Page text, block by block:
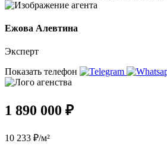
Ежова Алевтина
Эксперт
Показать телефон
1 890 000 ₽
10 233 ₽/м²